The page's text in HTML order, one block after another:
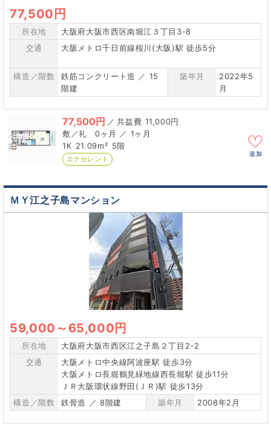
77,500円
所在地
大阪府大阪市西区南堀江３丁目3-8
交通
大阪メトロ千日前線桜川(大阪)駅 徒歩5分
構造／階数
鉄筋コンクリート造 ／ 15
階建
築年月
2022年5
月
77,500円 ／
11,000円
0ヶ月 ／ 1ヶ月
1K 21.09m² 5階
エクセレント
追加
ＭＹ江之子島マンション
59,000 ～ 65,000円
所在地
大阪府大阪市西区江之子島２丁目2-2
交通
大阪メトロ中央線阿波座駅 徒歩3分
大阪メトロ長堀鶴見緑地線西長堀駅 徒歩11分
ＪＲ大阪環状線野田(ＪＲ)駅 徒歩13分
構造／階数
鉄骨造 ／ 8階建 築年月 2008年2月